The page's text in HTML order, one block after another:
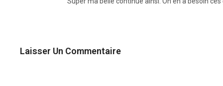
Laisser Un Commentaire